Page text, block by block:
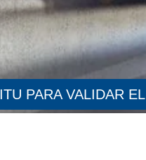
PARA VALIDAR